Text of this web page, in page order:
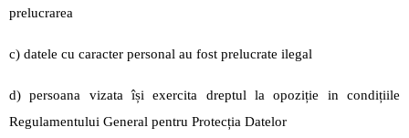
prelucrarea
c) datele cu caracter personal au fost prelucrate ilegal
d) persoana vizata își exercita dreptul la opoziție in condițiile
Regulamentului General pentru Protecția Datelor